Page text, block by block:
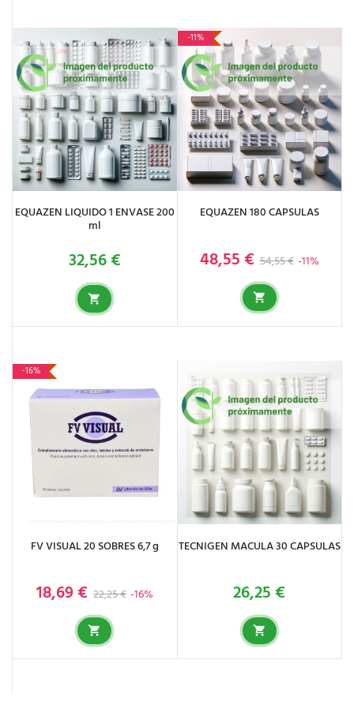
EQUAZEN LIQUIDO 1 ENVASE 200
ml
Precio
32,56 €
-11%
EQUAZEN 180 CAPSULAS
Precio base
54,55 € -11%
Precio
48,55 €
-16%
FV VISUAL 20 SOBRES 6,7 g
Precio base
22,25 € -16%
Precio
18,69 €
TECNIGEN MACULA 30 CAPSULAS
Precio
26,25 €